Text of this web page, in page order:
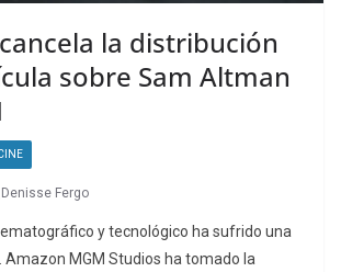
la distribución
sobre Sam Altman
Denisse Fergo
y tecnológico ha sufrido una
MGM Studios ha tomado la